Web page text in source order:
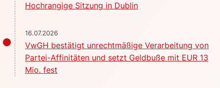
Hochrangige Sitzung in Dublin
16.07.2026
VwGH bestätigt unrechtmäßige Verarbeitung von
Partei-Affinitäten und setzt Geldbuße mit EUR 13
Mio. fest